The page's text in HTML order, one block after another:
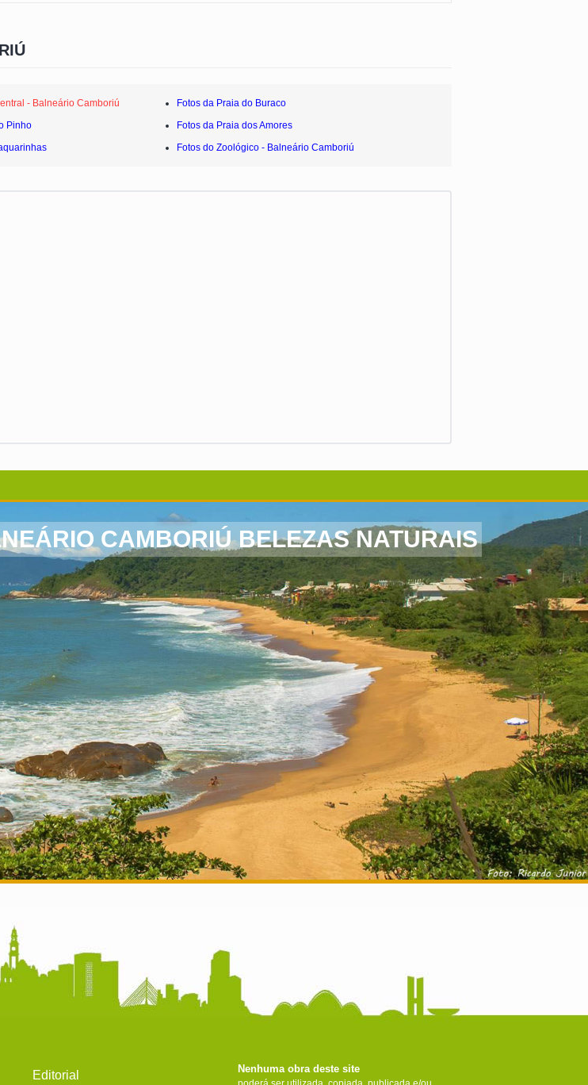
- Balneário Camboriú
Fotos da Praia do Buraco
Pinho
Fotos da Praia dos Amores
Fotos do Zoológico - Balneário Camboriú
CAMBORIÚ BELEZAS NATURAIS
Editorial Nenhuma obra deste site